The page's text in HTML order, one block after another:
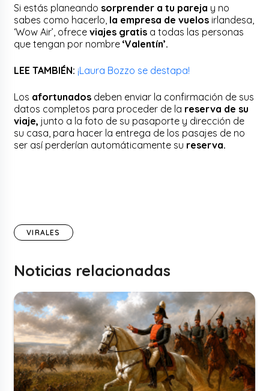
Si estás planeando sorprender a tu pareja y no
sabes como hacerlo, la empresa de vuelos irlandesa,
‘Wow Air’, ofrece viajes gratis a todas las personas
que tengan por nombre‘Valentín’.
LEE TAMBIÉN: ¡Laura Bozzo se destapa!
Los afortunados deben enviar la confirmación de sus
datos completos para proceder de la reserva de su
viaje, junto a la foto de su pasaporte y dirección de
su casa, para hacer la entrega de los pasajes de no
ser así perderían automáticamente su reserva.
VIRALES
Noticias relacionadas